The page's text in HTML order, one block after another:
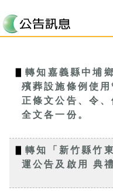
▋轉知嘉義縣中埔
殯葬設施條例使
正條文公告、令
全文各一份。
▋轉知「新竹縣竹
運公告及啟用 典